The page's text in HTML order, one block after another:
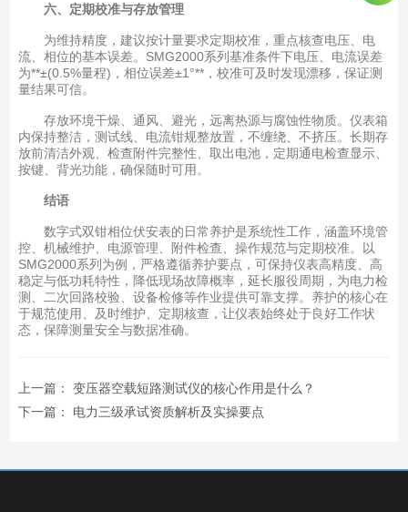
六、定期校准与存放管理
为维持精度，建议按计量要求定期校准，重点核查电压、电
流、相位的基本误差。SMG2000系列基准条件下电压、电流误差
为**±(0.5%量程)，相位误差±1°**，校准可及时发现漂移，保证测
量结果可信。
存放环境干燥、通风、避光，远离热源与腐蚀性物质。仪表箱
内保持整洁，测试线、电流钳规整放置，不缠绕、不挤压。长期存
放前清洁外观、检查附件完整性、取出电池，定期通电检查显示、
按键、背光功能，确保随时可用。
结语
数字式双钳相位伏安表的日常养护是系统性工作，涵盖环境管
控、机械维护、电源管理、附件检查、操作规范与定期校准。以
SMG2000系列为例，严格遵循养护要点，可保持仪表高精度、高
稳定与低功耗特性，降低现场故障概率，延长服役周期，为电力检
测、二次回路校验、设备检修等作业提供可靠支撑。养护的核心在
于规范使用、及时维护、定期核查，让仪表始终处于良好工作状
态，保障测量安全与数据准确。
上一篇： 变压器空载短路测试仪的核心作用是什么？
下一篇： 电力三级承试资质解析及实操要点